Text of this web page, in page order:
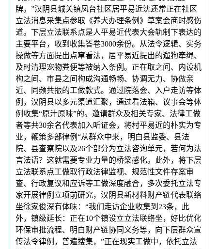
牌。”汉阴县城关镇凤台社区居平易近沈还常正在社区
立法消息采集点参取《养犬办理条例》草案会商时感伤
道。下层立法联系点是人平易近代表大会轨制下表达的
主要平台，收到收集答卷3000余份。从法令逻辑、实务
操做等方面提出点窜看法，居平易近提出的遛狗牵绳、
及时清理宠物粪便等被纳入条例。正在取之间、内设机
构之间、市县之间构成沟通畅畅、协调无力、协做亲
近、同频共振的工做款式。通过院落会、入户走访等体
例，汉阴县以多元渠道汇聚，通过看法箱、议事会等体
例收集“原汁原味”的。邀请群众及相关专家、法律工做
者等共30余名代表加入听证会，将村平易近的朴实为专
业，鞭策多部律例“从群众中来，明白县监委、县法
院、县查察院以及26个部分为立法咨询单元，若何为法
言法语？这就需要专业力量的桥梁感化。此外，将下层
立法联系点工做取行政法律监视、规范性文件存案审
查、行政复议和应诉等工做深度融合，多次委托立法专
家开展律例立项前研究，汉阴县新材料财产链代表联络
坐徐家俊深有体味：“我们走访企业收集到23条，此
外，镇级延长：正在10个镇设立立法联络坐，好比优化
环保审批流程、明白财产链协同义务等，向下层群众宣
传法令律例，普遍搜集，”正在现实工做中，依托立法